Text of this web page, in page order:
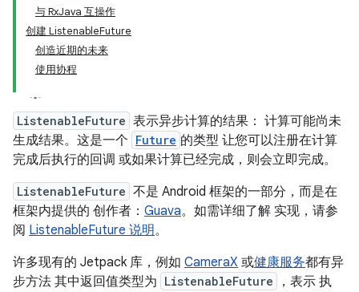
与 RxJava 互操作
创建 ListenableFuture
创造近期的未来
使用协程
ListenableFuture 表示异步计算的结果： 计算可能尚未
生成结果。这是一个 Future 的类型 让您可以注册在计算
完成后执行的回调 或如果计算已经完成，则会立即完成。
ListenableFuture 不是 Android 框架的一部分，而是在
框架内提供的 创作者： Guava。如需详细了解 实现，请参
阅 ListenableFuture 说明。
许多现有的 Jetpack 库，例如 CameraX 或健康服务都有异
步方法 其中返回值类型为 ListenableFuture
，表示 执